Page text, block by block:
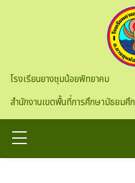
โรงเรียนยางชุมน้อยพิทยาคม
สำนักงานเขตพื้นที่การศึกษามัธยมศึ